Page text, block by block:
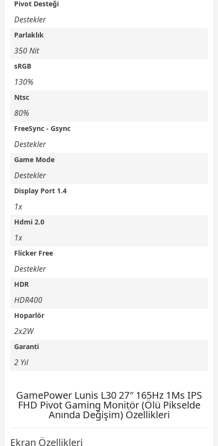
Pivot Desteği
Destekler
Parlaklık
350 Nit
sRGB
130%
Ntsc
80%
FreeSync - Gsync
Destekler
Game Mode
Destekler
Display Port 1.4
1x
Hdmi 2.0
1x
Flicker Free
Destekler
HDR
HDR400
Hoparlör
2x2W
Garanti
2 Yıl
GamePower Lunis L30 27″ 165Hz 1Ms IPS
FHD Pivot Gaming Monitör (Ölü Pikselde
Anında Değişim) Özellikleri
Ekran Özellikleri